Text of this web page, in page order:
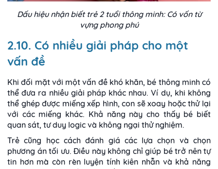
Dấu hiệu nhận biết trẻ 2 tuổi thông minh: Có vốn từ
vựng phong phú
2.10. Có nhiều giải pháp cho một
vấn đề
Khi đối mặt với một vấn đề khó khăn, bé thông minh có
thể đưa ra nhiều giải pháp khác nhau. Ví dụ, khi không
thể ghép được miếng xếp hình, con sẽ xoay hoặc thử lại
với các miếng khác. Khả năng này cho thấy bé biết
quan sát, tư duy logic và không ngại thử nghiệm.
Trẻ cũng học cách đánh giá các lựa chọn và chọn
phương án tối ưu. Điều này không chỉ giúp bé trở nên tự
tin hơn mà còn rèn luyện tính kiên nhẫn và khả năng